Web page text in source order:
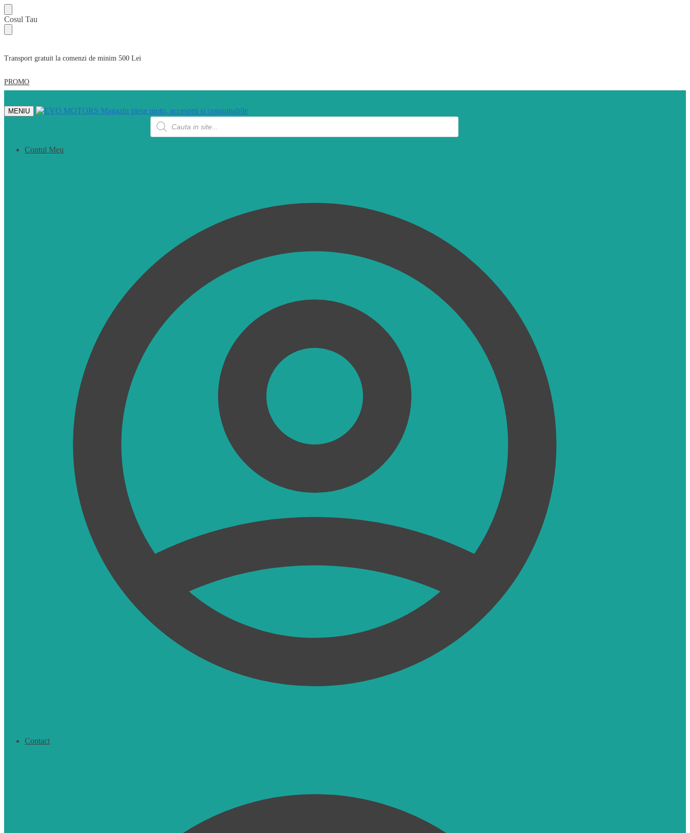
Skip
to
navigation
Skip
to
content
Cosul Tau
Transport gratuit la comenzi de minim 500 Lei
PROMO
MENIU
Products
search
Contul Meu
Contact